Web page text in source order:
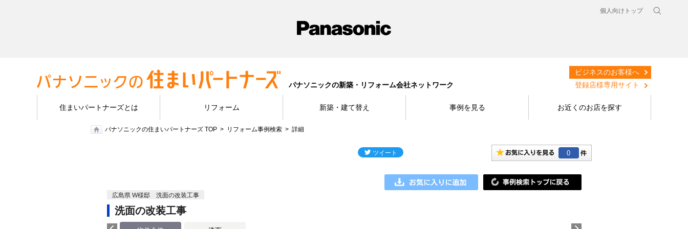
個人向けトップ
パナソニックの新築・リフォーム会社ネットワーク
ビジネスのお客様へ
登録店様専用サイト
住まいパートナーズとは リフォーム 新築・建て替え 事例を見る お近くのお店を探す
パナソニックの住まいパートナーズ TOP リフォーム事例検索 詳細
0
広島県 W様邸 洗面の改装工事
洗面の改装工事